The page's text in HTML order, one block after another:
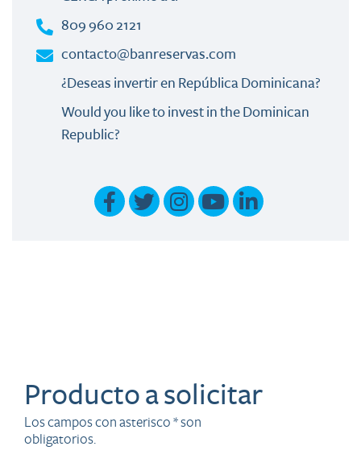
Producto a solicitar
Los campos con asterisco * son
obligatorios.
809 960 2121
contacto@banreservas.com
¿Deseas invertir en República Dominicana?
Would you like to invest in the Dominican
Republic?